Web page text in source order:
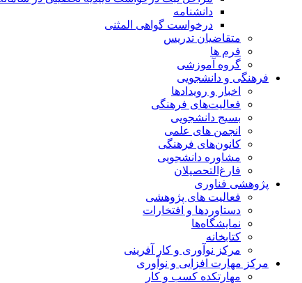
دانشنامه
درخواست گواهی المثنی
متقاضیان تدریس
فرم ها
گروه آموزشی
فرهنگی و دانشجویی
اخبار و رویدادها
فعالیت‌های فرهنگی
بسیج دانشجویی
انجمن های علمی
کانون‌های فرهنگی
مشاوره دانشجویی
فارغ‌التحصیلان
پژوهشی فناوری
فعالیت های پژوهشی
دستاوردها و افتخارات
نمایشگاه‌ها
کتابخانه
مرکز نوآوری و کار آفرینی
مرکز مهارت افزایی و نوآوری
مهارتکده کسب و کار